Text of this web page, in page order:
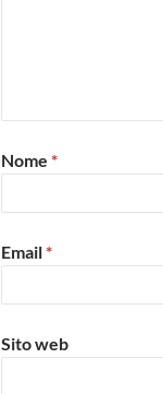
Nome *
Email*
Sito web